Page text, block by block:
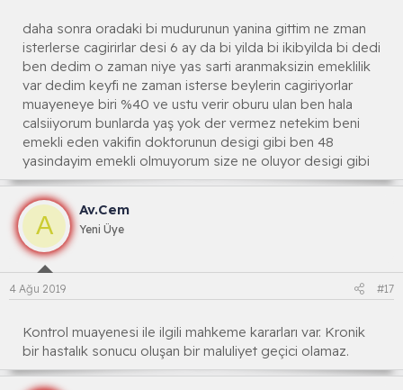
daha sonra oradaki bi mudurunun yanina gittim ne zman
isterlerse cagirirlar desi 6 ay da bi yilda bi ikibyilda bi dedi
ben dedim o zaman niye yas sarti aranmaksizin emeklilik
var dedim keyfi ne zaman isterse beylerin cagiriyorlar
muayeneye biri %40 ve ustu verir oburu ulan ben hala
calsiiyorum bunlarda yaş yok der vermez netekim beni
emekli eden vakifin doktorunun desigi gibi ben 48
yasindayim emekli olmuyorum size ne oluyor desigi gibi
A
Av.Cem
Yeni Üye
4 Ağu 2019 #17
Kontrol muayenesi ile ilgili mahkeme kararları var. Kronik
bir hastalık sonucu oluşan bir maluliyet geçici olamaz.